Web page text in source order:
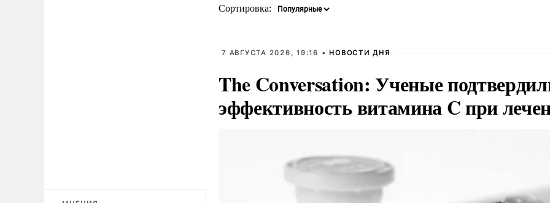
Сортировка:
7 АВГУСТА 2026, 19:16 • НОВОСТИ ДНЯ
The Conversation: Ученые
эффективность витамина C при